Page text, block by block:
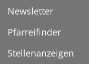
Newsletter
Pfarreifinder
Stellenanzeigen